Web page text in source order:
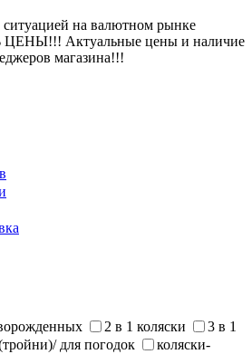
ситуацией на валютном рынке
Актуальные цены и наличие
магазина!!!
2 в 1 коляски
3 в 1
для погодок
коляски-